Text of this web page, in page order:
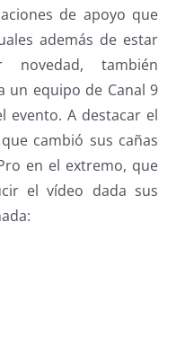
de apoyo que
además de estar
novedad, también
un equipo de Canal 9
evento. A destacar el
cambió sus cañas
en el extremo, que
el vídeo dada sus